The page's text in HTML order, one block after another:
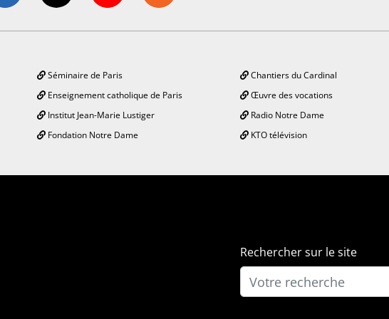
Séminaire de Paris
Enseignement catholique de Paris
Institut Jean-Marie Lustiger
Fondation Notre Dame
Chantiers du Cardinal
Œuvre des vocations
Radio Notre Dame
KTO télévision
Rechercher sur le site